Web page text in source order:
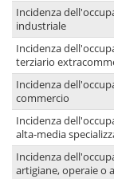
Incidenza
industriale
Incidenza
terziario
Incidenza
commercio
Incidenza
alta-media
Incidenza
artigiane, operaie o